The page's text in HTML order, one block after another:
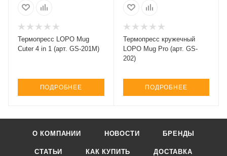
Термопресс LOPO Mug
Cuter 4 in 1 (арт. GS-201М)
ПОДРОБНЕЕ
Термопресс кружечный
LOPO Mug Pro (арт. GS-
202)
ПОДРОБНЕЕ
О КОМПАНИИ НОВОСТИ БРЕНДЫ
СТАТЬИ КАК КУПИТЬ ДОСТАВКА